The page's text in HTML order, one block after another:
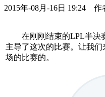
2015年-08月-16日 19:24 作
在刚刚结束的LPL半决
主导了这次的比赛。让我
场的比赛的。